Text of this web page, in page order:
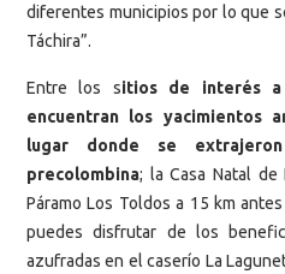
diferentes municipios por lo que
Táchira”.
Entre los sitios de interés a
encuentran los yacimientos
lugar donde se
precolombina; la Casa Natal
Páramo Los Toldos a 15 km
puedes disfrutar de los
azufradas en el caserío La